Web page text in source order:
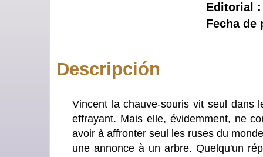
Editorial
Fecha de
Descripción
Vincent la chauve-souris vit seul dans
effrayant. Mais elle, évidemment, ne
avoir à affronter seul les ruses du
une annonce à un arbre. Quelqu'un